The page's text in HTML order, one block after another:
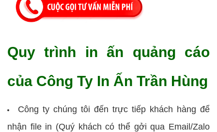
Quy trình in ấn quảng cáo
của Công Ty In Ấn Trần Hùng
Công ty chúng tôi đến trực tiếp khách hàng để
nhận file in (Quý khách có thể gởi qua Email/Zalo